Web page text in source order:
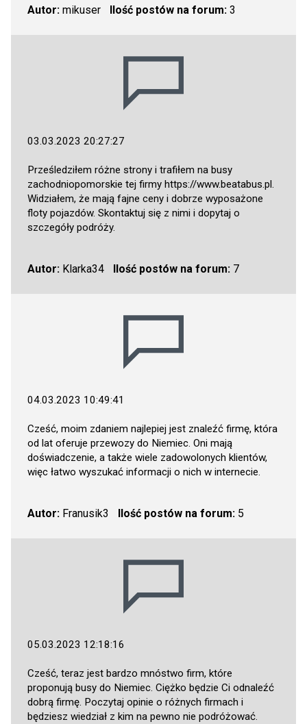
Autor: mikuser Ilość postów na forum:3
03.03.2023 20:27:27
Prześledziłem różne strony i trafiłem na busy
zachodniopomorskie tej firmy https://www.beatabus.pl.
Widziałem, że mają fajne ceny i dobrze wyposażone
floty pojazdów. Skontaktuj się z nimi i dopytaj o
szczegóły podróży.
Autor: Klarka34 Ilość postów na forum:7
04.03.2023 10:49:41
Cześć, moim zdaniem najlepiej jest znaleźć firmę, która
od lat oferuje przewozy do Niemiec. Oni mają
doświadczenie, a także wiele zadowolonych klientów,
więc łatwo wyszukać informacji o nich w internecie.
Autor: Franusik3 Ilość postów na forum:5
05.03.2023 12:18:16
Cześć, teraz jest bardzo mnóstwo firm, które
proponują busy do Niemiec. Ciężko będzie Ci odnaleźć
dobrą firmę. Poczytaj opinie o różnych firmach i
będziesz wiedział z kim na pewno nie podróżować.